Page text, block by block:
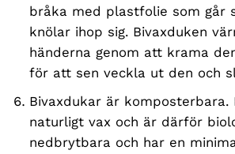
bråka med plastfolie som går
knölar ihop sig. Bivaxduken
händerna genom att krama
för att sen veckla ut den och
Bivaxdukar är komposterbara.
naturligt vax och är därför
nedbrytbara och har en